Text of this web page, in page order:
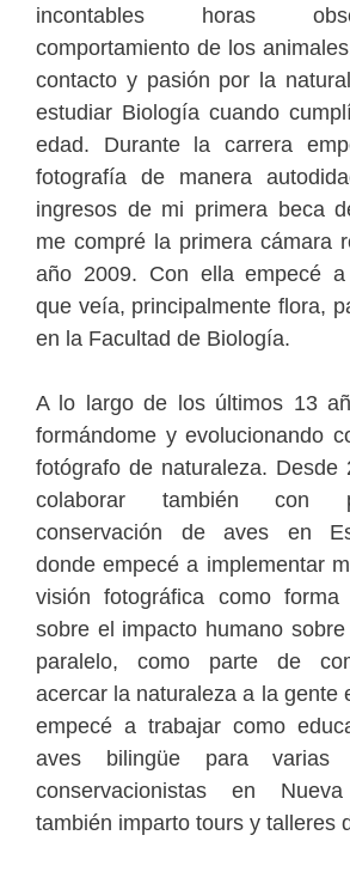
incontables horas
comportamiento de los
contacto y pasión por la
estudiar Biología cuando
edad. Durante la carrera
fotografía de manera
ingresos de mi primera beca
me compré la primera cámara
año 2009. Con ella empecé
que veía, principalmente flora,
en la Facultad de Biología.
A lo largo de los últimos 13
formándome y evolucionando
fotógrafo de naturaleza. Desde
colaborar también con
conservación de aves en
donde empecé a implementar
visión fotográfica como forma
sobre el impacto humano
paralelo, como parte de
acercar la naturaleza a la gente
empecé a trabajar como
aves bilingüe para varias
conservacionistas en
también imparto tours y talleres